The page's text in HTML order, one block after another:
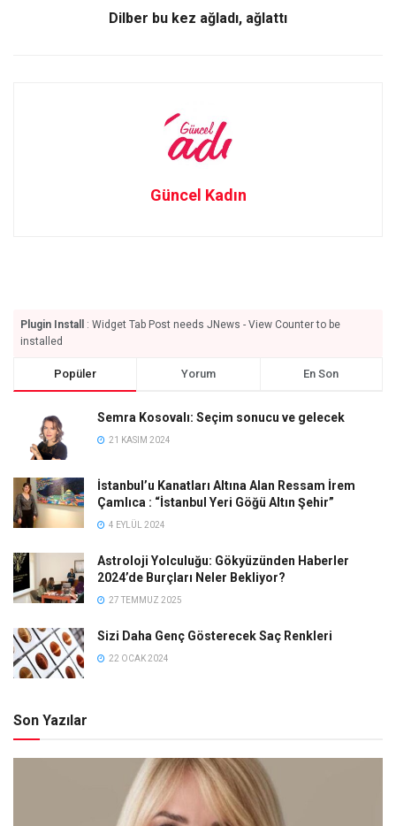
Dilber bu kez ağladı, ağlattı
Güncel Kadın
Plugin Install
: Widget Tab Post needs JNews - View Counter to be
installed
Popüler Yorum En Son
Semra Kosovalı: Seçim sonucu ve gelecek
21 KASIM 2024
İstanbul’u Kanatları Altına Alan Ressam İrem
Çamlıca : “İstanbul Yeri Göğü Altın Şehir”
4 EYLÜL 2024
Astroloji Yolculuğu: Gökyüzünden Haberler
2024’de Burçları Neler Bekliyor?
27 TEMMUZ 2025
Sizi Daha Genç Gösterecek Saç Renkleri
22 OCAK 2024
Son Yazılar